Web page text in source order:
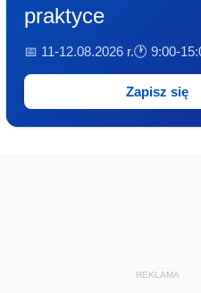
praktyce
📅 11-12.08.2026 r.🕐 9:00-
Zapisz się
REKLAMA